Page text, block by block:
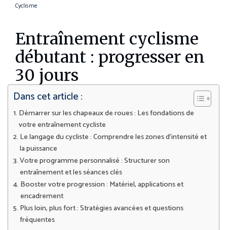
Cyclisme
Entraînement cyclisme
débutant : progresser en
30 jours
Dans cet article :
Démarrer sur les chapeaux de roues : Les fondations de
votre entraînement cycliste
Le langage du cycliste : Comprendre les zones d’intensité et
la puissance
Votre programme personnalisé : Structurer son
entraînement et les séances clés
Booster votre progression : Matériel, applications et
encadrement
Plus loin, plus fort : Stratégies avancées et questions
fréquentes